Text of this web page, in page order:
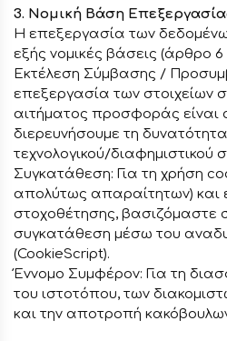
3. Νομική Βάση
Η επεξεργασία των
εξής νομικές βάσεις (άρθρο
Εκτέλεση Σύμβασης /
επεξεργασία των στοιχείων
αιτήματος προσφοράς είναι
διερευνήσουμε τη
τεχνολογικού/διαφημιστικού
Συγκατάθεση: Για τη χρήση
απολύτως απαραίτητων) και
στοχοθέτησης, βασιζόμαστε
συγκατάθεση μέσω του
(CookieScript).
Έννομο Συμφέρον: Για τη
του ιστοτόπου, των
και την αποτροπή